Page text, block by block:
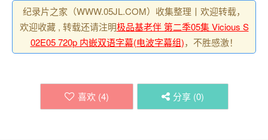
纪录片之家（WWW.05JL.COM）收集整理丨欢迎转载，
欢迎收藏 , 转载还请注明极品基老伴 第二季05集 Vicious S
02E05 720p 内嵌双语字幕(电波字幕组)，不胜感激！
喜欢 (4) 分享 (0)